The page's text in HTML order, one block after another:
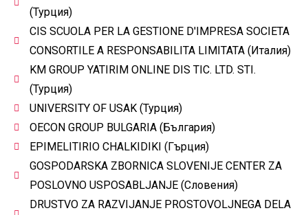
(Турция)
CIS SCUOLA PER LA GESTIONE D'IMPRESA SOCIETA
CONSORTILE A RESPONSABILITA LIMITATA (Италия)
KM GROUP YATIRIM ONLINE DIS TIC. LTD. STI.
(Турция)
UNIVERSITY OF USAK (Турция)
OECON GROUP BULGARIA (България)
EPIMELITIRIO CHALKIDIKI (Гърция)
GOSPODARSKA ZBORNICA SLOVENIJE CENTER ZA
POSLOVNO USPOSABLJANJE (Словения)
DRUSTVO ZA RAZVIJANJE PROSTOVOLJNEGA DELA